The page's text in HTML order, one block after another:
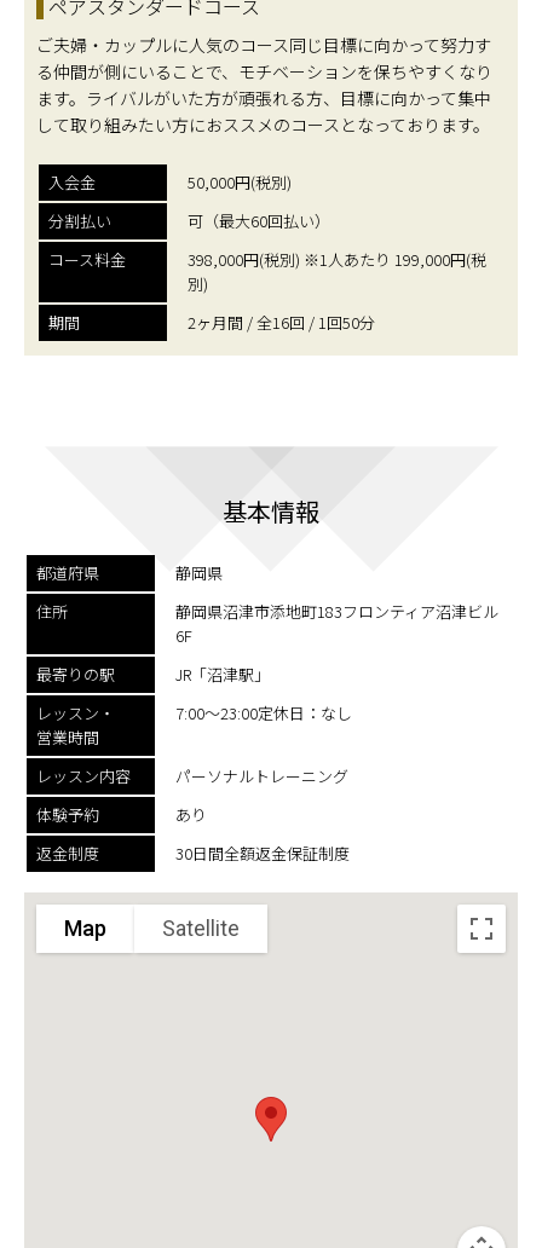
ご夫婦・カップルに人気のコース同じ目標に向かって努力す
る仲間が側にいることで、モチベーションを保ちやすくなり
ます。ライバルがいた方が頑張れる方、目標に向かって集中
して取り組みたい方におススメのコースとなっております。
入会金
50,000円(税別)
分割払い
可（最大60回払い）
コース料金
398,000円(税別) ※1人あたり 199,000円(税
別)
期間
2ヶ月間 / 全16回 / 1回50分
基本情報
都道府県
静岡県
住所
静岡県沼津市添地町183フロンティア沼津ビル
6F
最寄りの駅
JR「沼津駅」
レッスン・
営業時間
7:00～23:00定休日：なし
レッスン内容
パーソナルトレーニング
体験予約
あり
返金制度
30日間全額返金保証制度
Map Satellite